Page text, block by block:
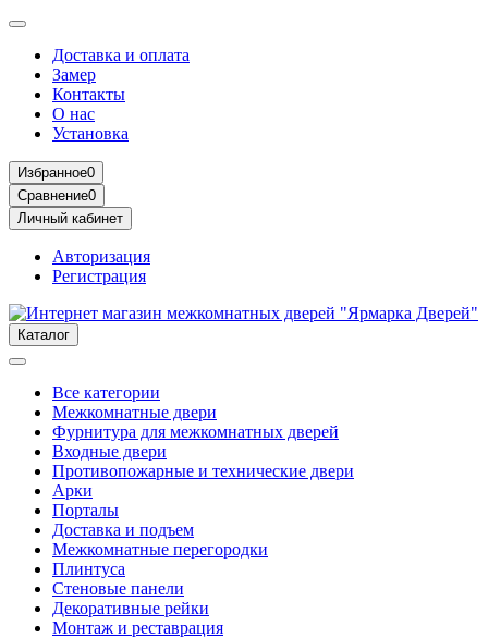
Доставка и оплата
Замер
Контакты
О нас
Установка
Избранное0
Сравнение0
Личный кабинет
Авторизация
Регистрация
Каталог
Все категории
Межкомнатные двери
Фурнитура для межкомнатных дверей
Входные двери
Противопожарные и технические двери
Арки
Порталы
Доставка и подъем
Межкомнатные перегородки
Плинтуса
Стеновые панели
Декоративные рейки
Монтаж и реставрация